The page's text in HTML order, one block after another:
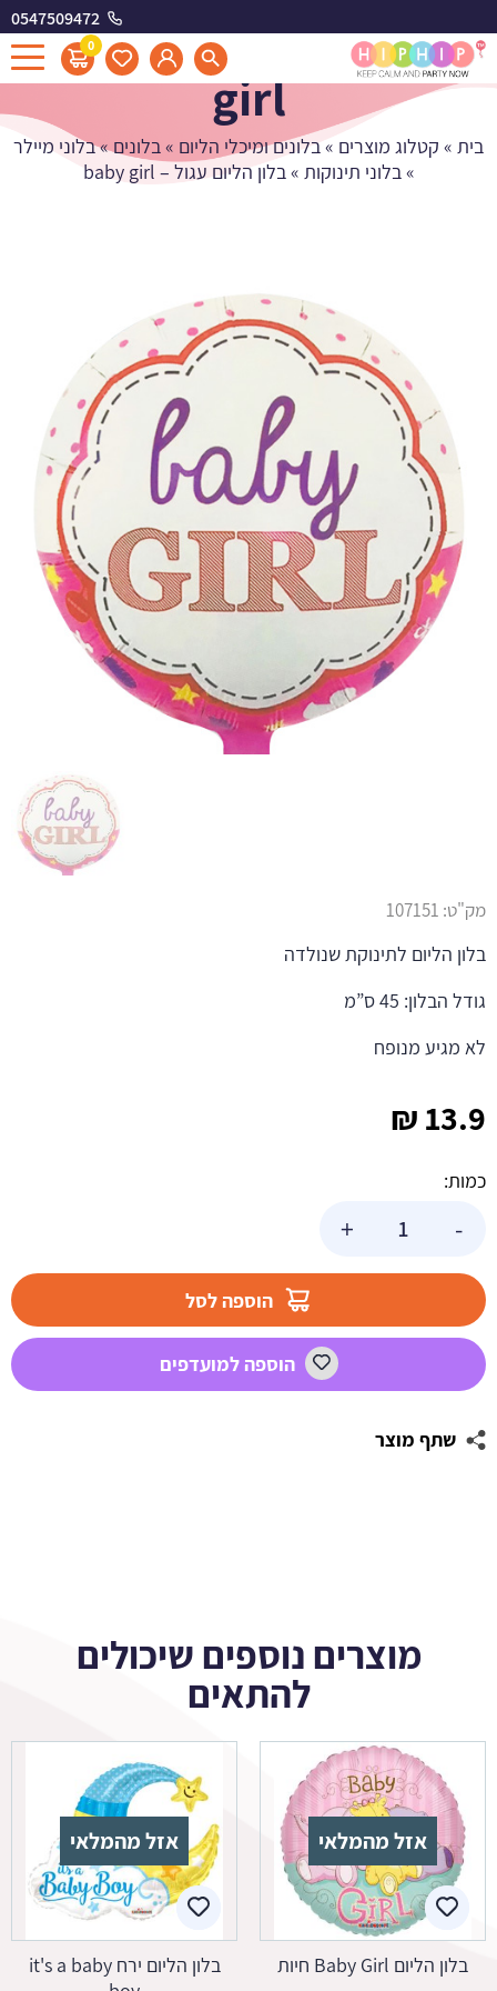
0547509472
0
בלון הליום עגול - baby
girl
בית » קטלוג מוצרים »בלונים ומיכלי הליום »בלונים»בלוני מיילר
»בלוני תינוקות »בלון הליום עגול – baby girl
13.9
₪
כמות:
-
-
girl
+
הוספה לסל
הוספה למועדפים
שתף מוצר
מק"ט: 107151
בלון הליום לתינוקת שנולדה
גודל הבלון: 45 ס”מ
לא מגיע מנופח
מוצרים נוספים שיכולים
להתאים
אזל מהמלאי
בלון הליום Baby Girl חיות
אזל מהמלאי
בלון הליום ירח it's a baby